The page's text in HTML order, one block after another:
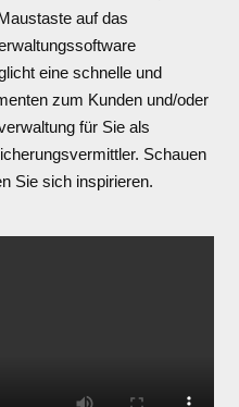
auf das
eine schnelle und
zum Kunden und/oder
für Sie als
Schauen
Sie sich inspirieren.